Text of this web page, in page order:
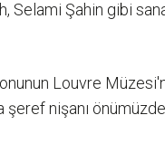
Selami Şahin gibi
Louvre
şeref nişanı